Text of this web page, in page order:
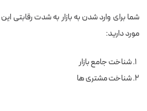
شما برای وارد شدن به بازار به شدت رقابتی
مورد دارید:
شناخت جامع بازار
شناخت مشتری ها